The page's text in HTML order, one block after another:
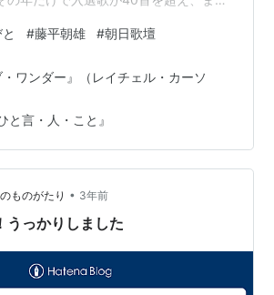
やさしい奥能登の自然とくらしが見え
んの短歌に能登や輪島の風土を重ねる
を海に囲まれた半島「能登」をこよ
こころの拠り所とした山下すてさん
春、ひそかに息をひきとった。すてさ
、心を洗われ、…
#藤平朝雄 #朝日歌壇
・ワンダー』（レイチェル・カーソ
と言・人・こと』
ものがたり • 3年前
うっかりしました